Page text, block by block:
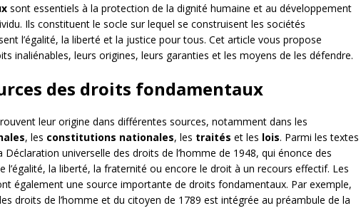
sont essentiels à la protection de la dignité humaine et au développement
Ils constituent le socle sur lequel se construisent les sociétés
l’égalité, la liberté et la justice pour tous. Cet article vous propose
inaliénables, leurs origines, leurs garanties et les moyens de les défendre.
des droits fondamentaux
leur origine dans différentes sources, notamment dans les
, les constitutions nationales, les traités et les lois. Parmi les textes
universelle des droits de l’homme de 1948, qui énonce des
l’égalité, la liberté, la fraternité ou encore le droit à un recours effectif. Les
également une source importante de droits fondamentaux. Par exemple,
droits de l’homme et du citoyen de 1789 est intégrée au préambule de la